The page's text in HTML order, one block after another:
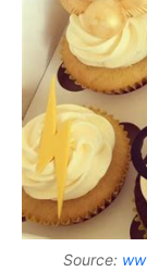
Source: